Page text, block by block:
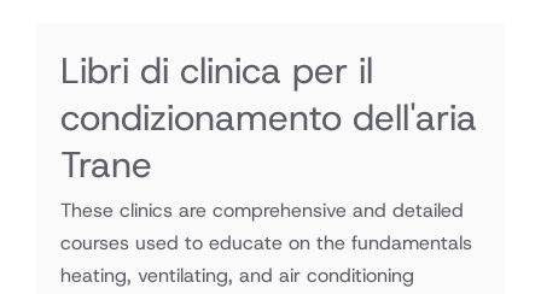
Libri di clinica per il
condizionamento dell'aria
Trane
These clinics are comprehensive and detailed
courses used to educate on the fundamentals
heating, ventilating, and air conditioning